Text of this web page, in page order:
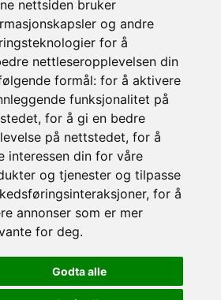
nettsiden bruker
og andre
for å
nettleseropplevelsen din
formål: for å aktivere
funksjonalitet på
, for å gi en bedre
på nettstedet, for å
interessen din for våre
og tjenester og tilpasse
, for å
annonser som er mer
for deg.
Godta alle